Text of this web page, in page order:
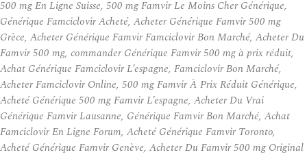
500 mg En Ligne Suisse, 500 mg Famvir Le Moins Cher Générique,
Générique Famciclovir Acheté, Acheter Générique Famvir 500 mg
Grèce, Acheter Générique Famvir Famciclovir Bon Marché, Acheter Du
Famvir 500 mg, commander Générique Famvir 500 mg à prix réduit,
Achat Générique Famciclovir L’espagne, Famciclovir Bon Marché,
Acheter Famciclovir Online, 500 mg Famvir À Prix Réduit Générique,
Acheté Générique 500 mg Famvir L’espagne, Acheter Du Vrai
Générique Famvir Lausanne, Générique Famvir Bon Marché, Achat
Famciclovir En Ligne Forum, Acheté Générique Famvir Toronto,
Acheté Générique Famvir Genève, Acheter Du Famvir 500 mg Original